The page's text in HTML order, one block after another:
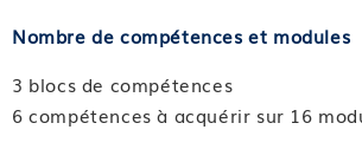
Nombre de compétences et modules
3 blocs de compétences
6 compétences à acquérir sur 16